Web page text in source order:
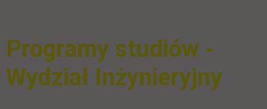
Programy studiów -
Wydział Inżynieryjny